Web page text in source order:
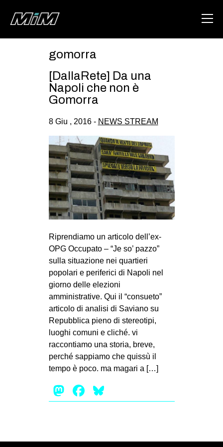
ABOUT
DEGENERAZIONE
GAZA FREESTYLE
CSOA LAMBRETTA
MSM
STUDENTI TSUNAMI
ZAM
MOBILITAZIONI
SPAZI
SPORT POPOLARE
MOVIMENTI
AMBIENTE
ANTIFASCISMO
DIRITTO ALL’ABITARE
GENERI
MIGRAZIONI
PRECARIATO
gomorra
[DallaRete] Da una
Napoli che non è
Gomorra
8 Giu , 2016 - NEWS STREAM
Riprendiamo un articolo dell’ex-
OPG Occupato – “Je so’ pazzo”
sulla situazione nei quartieri
popolari e periferici di Napoli nel
giorno delle elezioni
amministrative. Qui il “consueto”
articolo di analisi di Saviano su
Repubblica pieno di stereotipi,
luoghi comuni e cliché. vi
raccontiamo una storia, breve,
perché sappiamo che quissù il
tempo è poco. ma magari a […]
Mastodon
Facebook